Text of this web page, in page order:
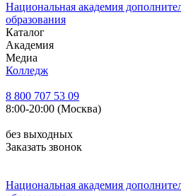
Национальная академия
образования
Каталог
Академия
Медиа
Колледж
8 800 707 53 09
8:00-20:00 (Москва)
без выходных
Заказать звонок
Национальная академия